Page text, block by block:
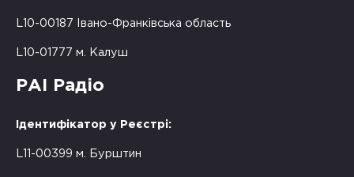
L10-00187 Івано-Франківська область
L10-01777 м. Калуш
РАІ Радіо
Ідентифікатор у Реєстрі:
L11-00399 м. Бурштин